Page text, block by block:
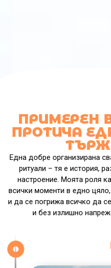
ПРИМЕРЕН
ПРОТИЧА
Една добре организирана
ритуали – тя е история,
настроение. Моята роля
всички моменти в едно
и да се погрижа всичко да
и без излишно